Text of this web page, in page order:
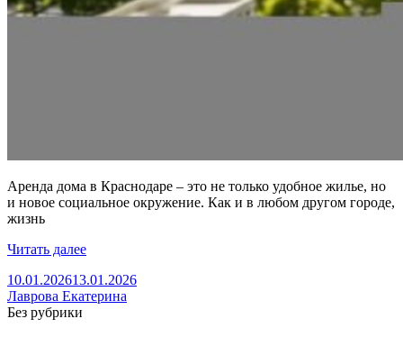
Аренда дома в Краснодаре – это не только удобное жилье, но
и новое социальное окружение. Как и в любом другом городе,
жизнь
Читать далее
10.01.202613.01.2026
Лаврова Екатерина
Без рубрики